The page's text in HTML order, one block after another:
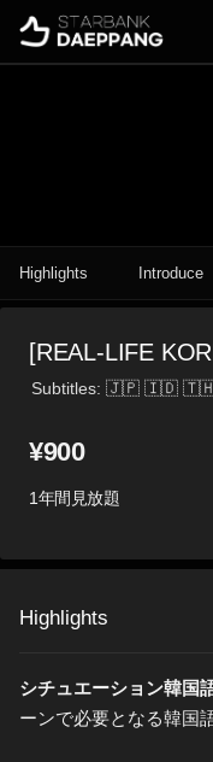
Highlights Introduce
[REAL-LIFE
Subtitles: 🇯🇵 🇮🇩
¥900
1年間見放題
Highlights
シチュエーション韓国
ーンで必要となる韓国